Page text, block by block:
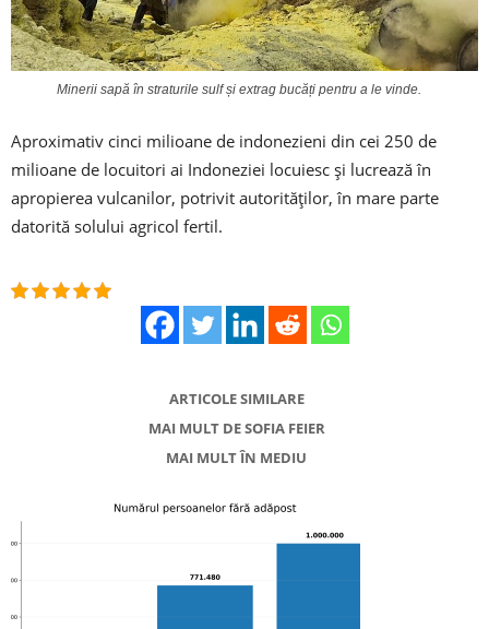
Minerii sapă în straturile sulf și extrag bucăți pentru a le vinde.
Aproximativ cinci milioane de indonezieni din cei 250 de
milioane de locuitori ai Indoneziei locuiesc și lucrează în
apropierea vulcanilor, potrivit autorităților, în mare parte
datorită solului agricol fertil.
ARTICOLE SIMILARE
MAI MULT DE SOFIA FEIER
MAI MULT ÎN MEDIU